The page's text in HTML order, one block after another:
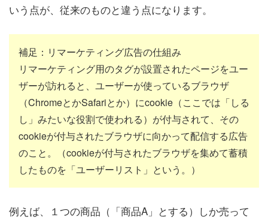
いう点が、従来のものと違う点になります。
補足：リマーケティング広告の仕組み
リマーケティング用のタグが設置されたページをユー
ザーが訪れると、ユーザーが使っているブラウザ
（ChromeとかSafariとか）にcookie（ここでは「しる
し」みたいな役割で使われる）が付与されて、その
cookieが付与されたブラウザに向かって配信する広告
のこと。（cookieが付与されたブラウザを集めて蓄積
したものを「ユーザーリスト」という。）
例えば、１つの商品（「商品A」とする）しか売って